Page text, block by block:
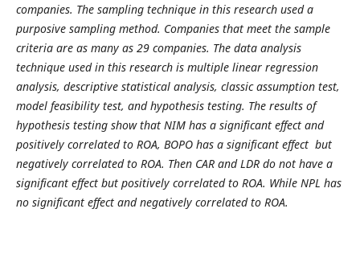
companies. The sampling technique in this research used a
purposive sampling method. Companies that meet the sample
criteria are as many as 29 companies. The data analysis
technique used in this research is multiple linear regression
analysis, descriptive statistical analysis, classic assumption test,
model feasibility test, and hypothesis testing. The results of
hypothesis testing show that NIM has a significant effect and
positively correlated to ROA, BOPO has a significant effect but
negatively correlated to ROA. Then CAR and LDR do not have a
significant effect but positively correlated to ROA. While NPL has
no significant effect and negatively correlated to ROA.